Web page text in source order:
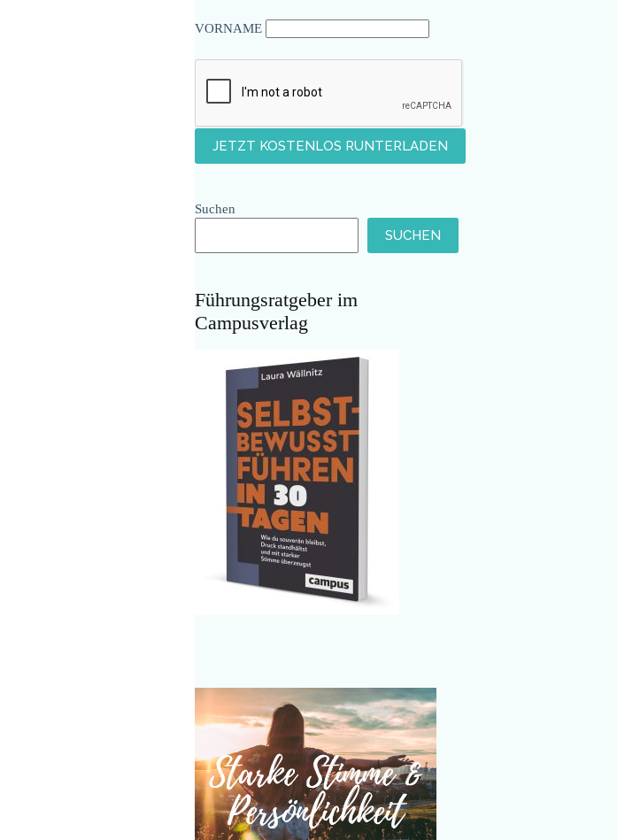
VORNAME
Suchen
SUCHEN
Führungsratgeber im
Campusverlag